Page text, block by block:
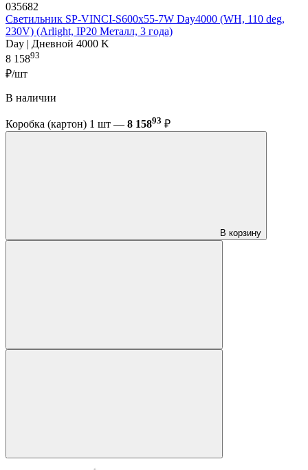
035682
Светильник SP-VINCI-S600x55-7W Day4000 (WH, 110 deg,
230V) (Arlight, IP20 Металл, 3 года)
Day | Дневной 4000 K
8 15893
₽/шт
В наличии
Коробка (картон) 1 шт — 8 15893 ₽
В корзину